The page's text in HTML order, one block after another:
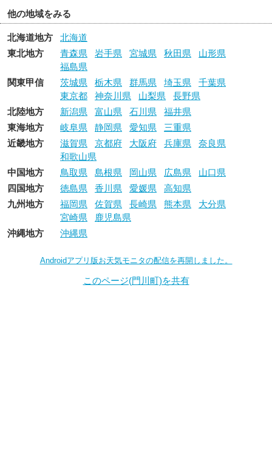
他の地域をみる
北海道地方
北海道
東北地方
青森県 岩手県 宮城県 秋田県
山形県
福島県
関東甲信
茨城県 栃木県 群馬県 埼玉県
千葉県
東京都
神奈川県 山梨県
長野県
北陸地方
新潟県 富山県 石川県
福井県
東海地方
岐阜県 静岡県 愛知県
三重県
近畿地方
滋賀県 京都府 大阪府 兵庫県
奈良県
和歌山県
中国地方
鳥取県 島根県 岡山県 広島県
山口県
四国地方
徳島県 香川県 愛媛県
高知県
九州地方
福岡県 佐賀県 長崎県 熊本県
大分県
宮崎県
鹿児島県
沖縄地方
沖縄県
Androidアプリ版お天気モニタの配信を再開しました。
このページ(門川町)を共有